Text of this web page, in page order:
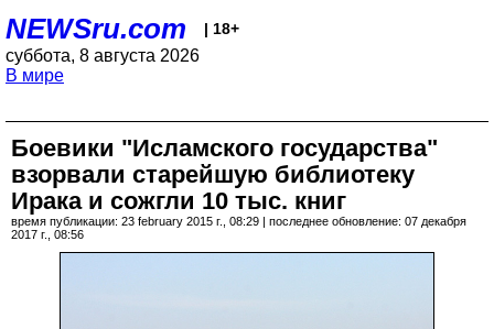
NEWSru.com | 18+
суббота, 8 августа 2026
В мире
Боевики "Исламского государства"
взорвали старейшую библиотеку
Ирака и сожгли 10 тыс. книг
время публикации: 23 february 2015 г., 08:29 | последнее обновление: 07 декабря
2017 г., 08:56